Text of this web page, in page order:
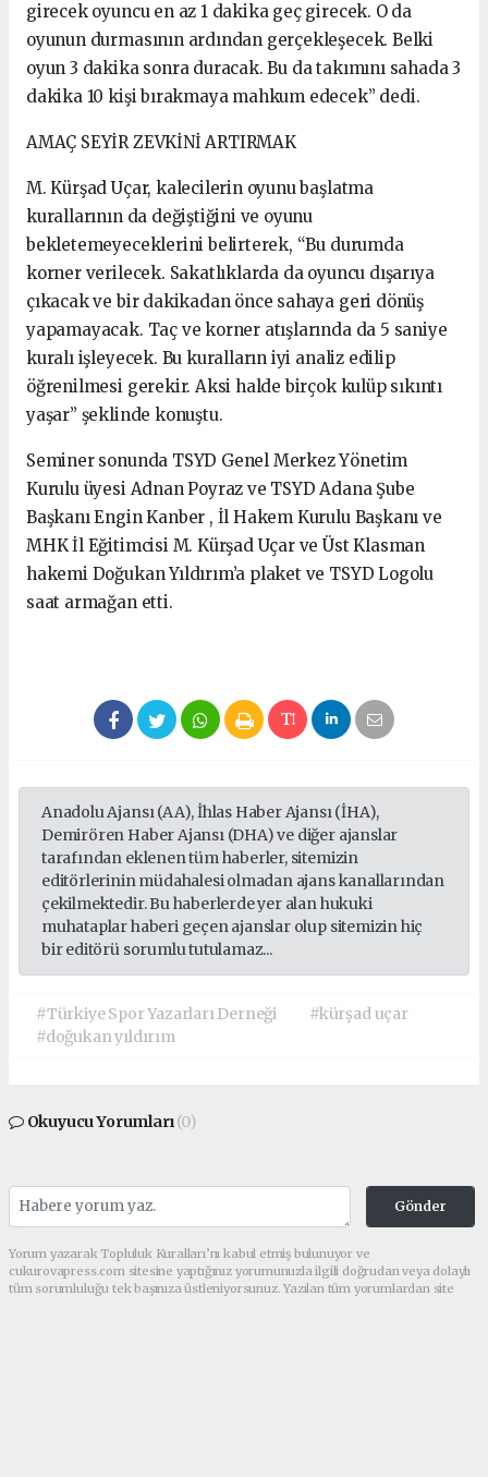
girecek oyuncu en az 1 dakika geç girecek. O da
oyunun durmasının ardından gerçekleşecek. Belki
oyun 3 dakika sonra duracak. Bu da takımını sahada 3
dakika 10 kişi bırakmaya mahkum edecek” dedi.
AMAÇ SEYİR ZEVKİNİ ARTIRMAK
M. Kürşad Uçar, kalecilerin oyunu başlatma
kurallarının da değiştiğini ve oyunu
bekletemeyeceklerini belirterek, “Bu durumda
korner verilecek. Sakatlıklarda da oyuncu dışarıya
çıkacak ve bir dakikadan önce sahaya geri dönüş
yapamayacak. Taç ve korner atışlarında da 5 saniye
kuralı işleyecek. Bu kuralların iyi analiz edilip
öğrenilmesi gerekir. Aksi halde birçok kulüp sıkıntı
yaşar” şeklinde konuştu.
Seminer sonunda TSYD Genel Merkez Yönetim
Kurulu üyesi Adnan Poyraz ve TSYD Adana Şube
Başkanı Engin Kanber , İl Hakem Kurulu Başkanı ve
MHK İl Eğitimcisi M. Kürşad Uçar ve Üst Klasman
hakemi Doğukan Yıldırım’a plaket ve TSYD Logolu
saat armağan etti.
Anadolu Ajansı (AA), İhlas Haber Ajansı (İHA),
Demirören Haber Ajansı (DHA) ve diğer ajanslar
tarafından eklenen tüm haberler, sitemizin
editörlerinin müdahalesi olmadan ajans kanallarından
çekilmektedir. Bu haberlerde yer alan hukuki
muhataplar haberi geçen ajanslar olup sitemizin hiç
bir editörü sorumlu tutulamaz...
#Türkiye Spor Yazarları Derneği
#kürşad uçar
#doğukan yıldırım
Okuyucu Yorumları(0)
Gönder
Yorum yazarak Topluluk Kuralları’nı kabul etmiş bulunuyor ve
cukurovapress.com sitesine yaptığınız yorumunuzla ilgili doğrudan veya dolaylı
tüm sorumluluğu tek başınıza üstleniyorsunuz. Yazılan tüm yorumlardan site